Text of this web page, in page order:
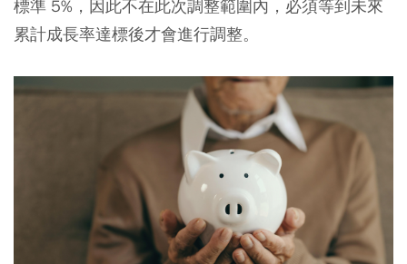
標準 5%，因此不在此次調整範圍內，必須等到未來
累計成長率達標後才會進行調整。